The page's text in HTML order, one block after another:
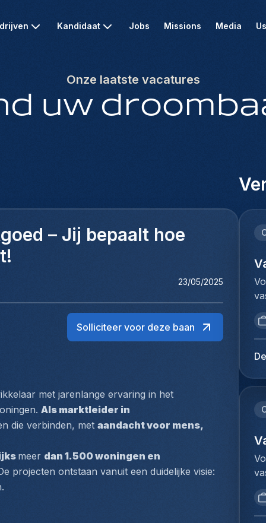
Kandidaat Jobs Missions Media
Onze laatste vacatures
uw
– Jij bepaalt hoe
23/05/2025
Solliciteer voor deze baan
met jarenlange ervaring in het
Als marktleider in
die verbinden, met aandacht voor mens,
meer dan 1.500 woningen en
projecten ontstaan vanuit een duidelijke visie: